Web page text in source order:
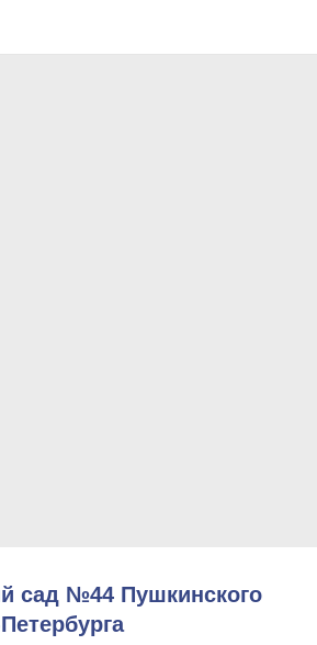
сад №44 Пушкинского